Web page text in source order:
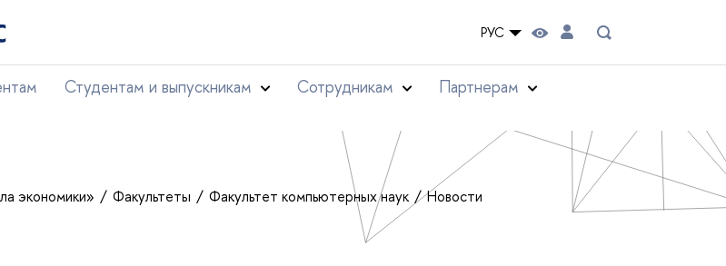
РУС
Студентам и выпускникам Сотрудникам
Партнерам
экономики» Факультеты Факультет компьютерных наук Новости